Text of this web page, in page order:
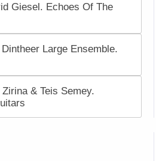
Giesel. Echoes Of The
Large Ensemble.
& Teis Semey.